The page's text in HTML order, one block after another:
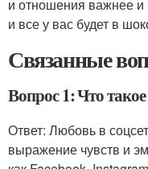
и отношения важнее и
и все у вас будет в
Связанные
Вопрос 1: Что
Ответ: Любовь в
выражение чувств и